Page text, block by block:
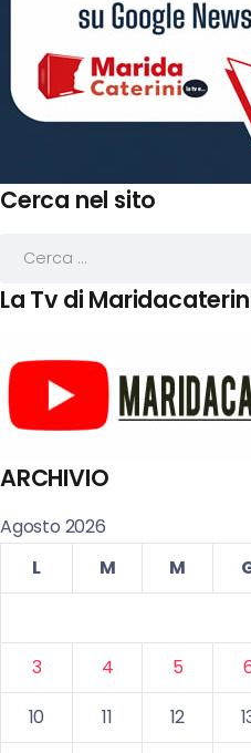
Cerca nel sito
La Tv di
ARCHIVIO
Agosto 2026
L
M M
3
4 5
10
11 12